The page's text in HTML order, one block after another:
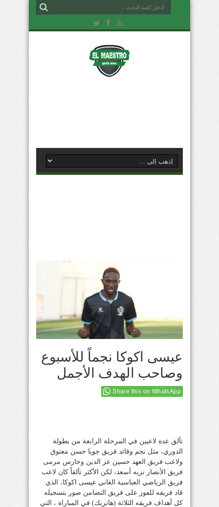
عيسى اكوكا نجماً للأسبوع
وصاحب الهدف الأجمل
Share this on WhatsApp
تألق عدة لاعبين في المرحلة الرابعة من بطولة
الدوري، مثل نجم وقائد فريق جويا حسن معتوق
ولاعب فريق العهد حسين عز الدين وحارس مرمى
فريق الأنصار نزيه أسعد، لكن الأكثر تألقاً كان لاعب
فريق الرياضي العباسية الغاني عيسى اكوكا، الذي
قاد فريقه للفوز على فريق التضامن صور بتسجيله
كل أهداف فريقه الثلاثة (هاتريك) في المباراة ، التي